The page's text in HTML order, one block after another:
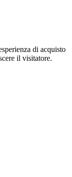
di acquisto
il visitatore.